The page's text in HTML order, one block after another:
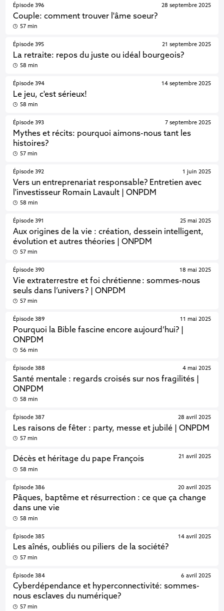
Épisode 396
Couple: comment trouver l'âme soeur?
28 septembre 2025
57 min
Épisode 395
La retraite: repos du juste ou idéal bourgeois?
21 septembre 2025
58 min
Épisode 394
Le jeu, c'est sérieux!
14 septembre 2025
58 min
Épisode 393
Mythes et récits: pourquoi aimons-nous tant les
histoires?
7 septembre 2025
57 min
Épisode 392
Vers un entreprenariat responsable? Entretien avec
l'investisseur Romain Lavault | ONPDM
1 juin 2025
58 min
Épisode 391
Aux origines de la vie : création, dessein intelligent,
évolution et autres théories | ONPDM
25 mai 2025
57 min
Épisode 390
Vie extraterrestre et foi chrétienne : sommes-nous
seuls dans l’univers ? | ONPDM
18 mai 2025
57 min
Épisode 389
Pourquoi la Bible fascine encore aujourd’hui? |
ONPDM
11 mai 2025
56 min
Épisode 388
Santé mentale : regards croisés sur nos fragilités |
ONPDM
4 mai 2025
58 min
Épisode 387
Les raisons de fêter : party, messe et jubilé | ONPDM
28 avril 2025
57 min
Décès et héritage du pape François 21 avril 2025
58 min
Épisode 386
Pâques, baptême et résurrection : ce que ça change
dans une vie
20 avril 2025
58 min
Épisode 385
Les aînés, oubliés ou piliers de la société?
14 avril 2025
57 min
Épisode 384
Cyberdépendance et hyperconnectivité: sommes-
nous esclaves du numérique?
6 avril 2025
57 min